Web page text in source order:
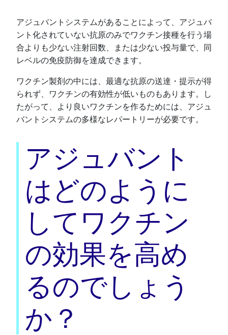
アジュバントシステムがあることによって、アジュバ
ント化されていない抗原のみでワクチン接種を行う場
合よりも少ない注射回数、または少ない投与量で、同
レベルの免疫防御を達成できます。
ワクチン製剤の中には、最適な抗原の送達・提示が得
られず、ワクチンの有効性が低いものもあります。し
たがって、より良いワクチンを作るためには、アジュ
バントシステムの多様なレパートリーが必要です。
アジュバント
はどのように
してワクチン
の効果を高め
るのでしょう
か？